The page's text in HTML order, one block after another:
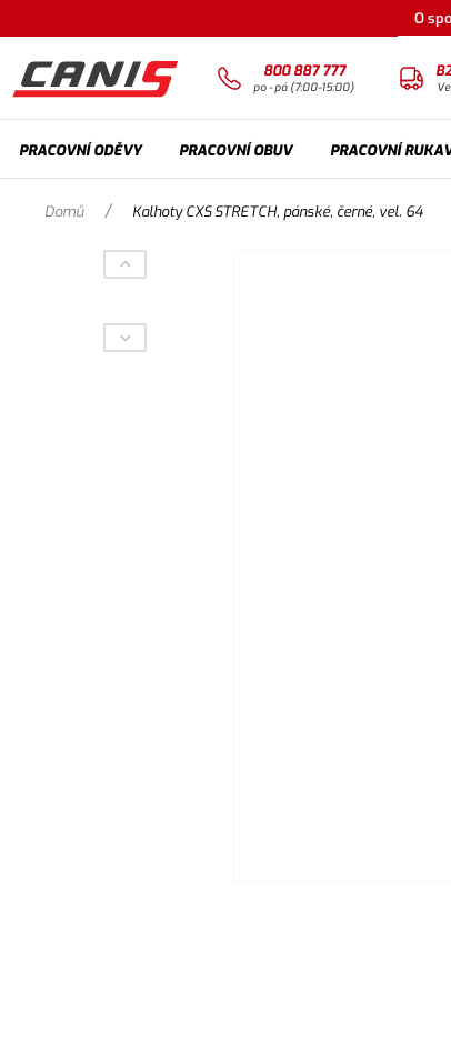
O
800 887 777
po - pá (7:00-15:00)
PRACOVNÍ ODĚVY PRACOVNÍ OBUV PRACOVNÍ
Domů / Kalhoty CXS STRETCH, pánské, černé, vel. 64